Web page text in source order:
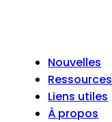
Nouvelles
Ressources
Liens utiles
À propos